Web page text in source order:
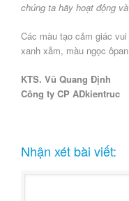
chúng ta hãy hoạt động
Các màu tạo cảm giác
xanh xẫm, màu ngọc
KTS. Vũ Quang Định
Công ty CP ADkientruc
Nhận xét bài viết: